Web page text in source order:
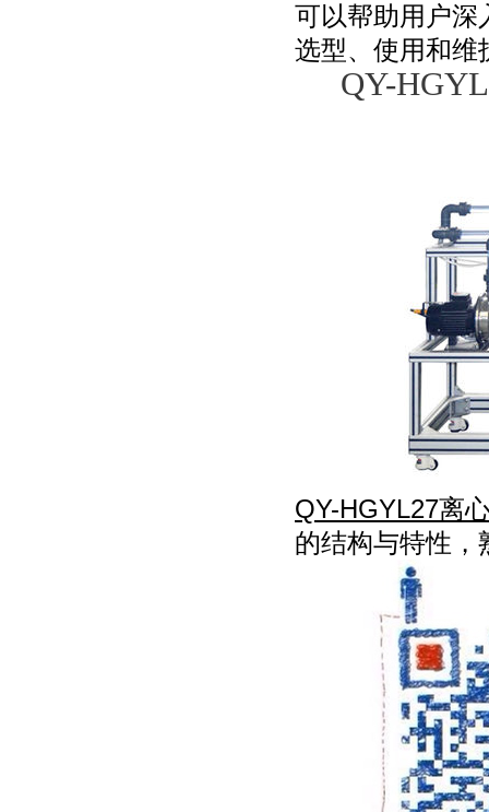
可以帮助用户深
选型、使用和维
QY-
QY-HGYL27离
的结构与特性，